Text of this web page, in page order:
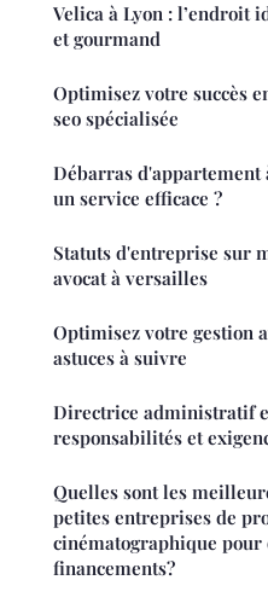
Velica à Lyon : l’endroit
et gourmand
Optimisez votre succès
seo spécialisée
Débarras
un service efficace ?
Statuts d'entreprise sur
avocat à versailles
Optimisez votre gestion
astuces à suivre
Directrice administratif
responsabilités et
Quelles sont les
petites entreprises de
cinématographique pour
financements?